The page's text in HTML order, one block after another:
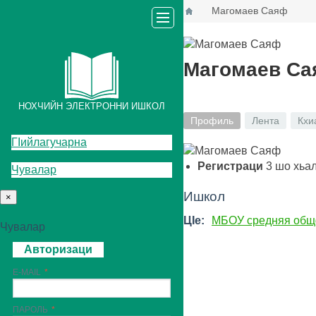
Магомаев Саяф
НОХЧИЙН ЭЛЕКТРОННИ ИШКОЛ
ГIийлагучарна
Чувалар
×
Чувалар
Авторизаци
E-MAIL
ПАРОЛЬ
Магомаев
Профиль Лента
Регистраци 3 шо
Ишкол
ЦIе: МБОУ средняя